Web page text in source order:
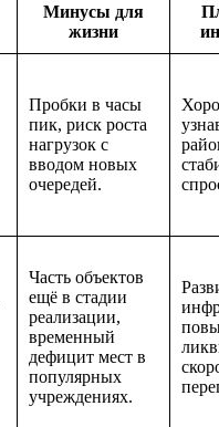
Минусы для
жизни
Пробки в часы
пик, риск роста
нагрузок с
вводом новых
очередей.
Часть объектов
ещё в стадии
реализации,
временный
дефицит мест в
популярных
учреждениях.